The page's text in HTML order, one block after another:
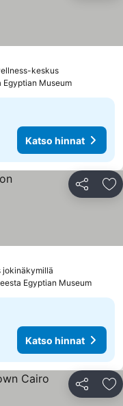
keskus
Egyptian Museum
Katso hinnat
Jaa
jokinäkymillä
Egyptian Museum
Katso hinnat
Jaa